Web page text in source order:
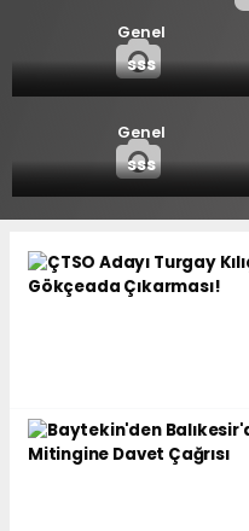
Genel
sss
Genel
sss